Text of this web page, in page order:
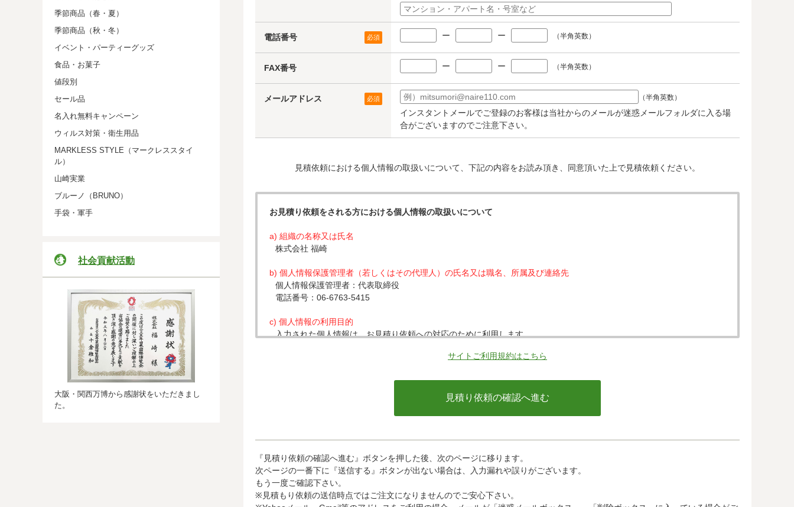
季節商品（春・夏）
季節商品（秋・冬）
イベント・パーティーグッズ
食品・お菓子
値段別
セール品
名入れ無料キャンペーン
ウィルス対策・衛生用品
MARKLESS STYLE（マークレススタイ
ル）
山崎実業
ブルーノ（BRUNO）
手袋・軍手
社会貢献活動
大阪・関西万博から感謝状をいただきまし
た。
電話番号 必須 ー ー （半角英数）
FAX番号 ー ー （半角英数）
メールアドレス 必須 （半角英数）
インスタントメールでご登録のお客様は当社からのメールが迷惑メールフォルダに入る場
合がございますのでご注意下さい。
見積依頼における個人情報の取扱いについて、下記の内容をお読み頂き、同意頂いた上で見積依頼ください。
お見積り依頼をされる方における個人情報の取扱いについて
a) 組織の名称又は氏名
株式会社 福崎
b) 個人情報保護管理者（若しくはその代理人）の氏名又は職名、所属及び連絡先
個人情報保護管理者：代表取締役
電話番号：06-6763-5415
c) 個人情報の利用目的
入力された個人情報は、お見積り依頼への対応のために利用します。
・クレジットカード会社への情報提供
当社がお客様から収集した以下の個人情報等は、カード発行会社が行う不正利用検知・防止のために、お客様が利用され
ことができないため、以下の個人情報保護措置に関する情報を把握して、ご提供することはできません。
・提供先が所在する外国の名称
・当該国の個人情報保護に関する情報
・発行会社の個人情報保護の措置
サイトご利用規約はこちら
『見積り依頼の確認へ進む』ボタンを押した後、次のページに移ります。
次ページの一番下に『送信する』ボタンが出ない場合は、入力漏れや誤りがございます。
もう一度ご確認下さい。
※見積もり依頼の送信時点ではご注文になりませんのでご安心下さい。